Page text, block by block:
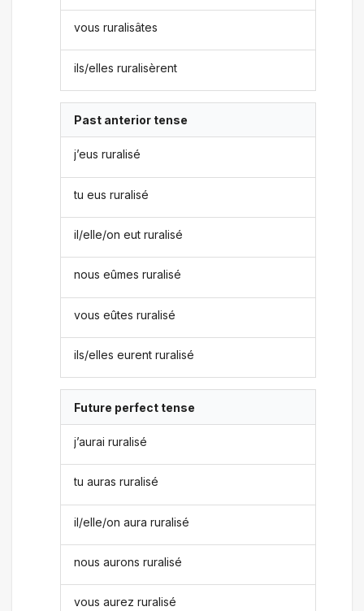
vous ruralisâtes
ils/elles ruralisèrent
Past anterior tense
j’eus ruralisé
tu eus ruralisé
il/elle/on eut ruralisé
nous eûmes ruralisé
vous eûtes ruralisé
ils/elles eurent ruralisé
Future perfect tense
j’aurai ruralisé
tu auras ruralisé
il/elle/on aura ruralisé
nous aurons ruralisé
vous aurez ruralisé